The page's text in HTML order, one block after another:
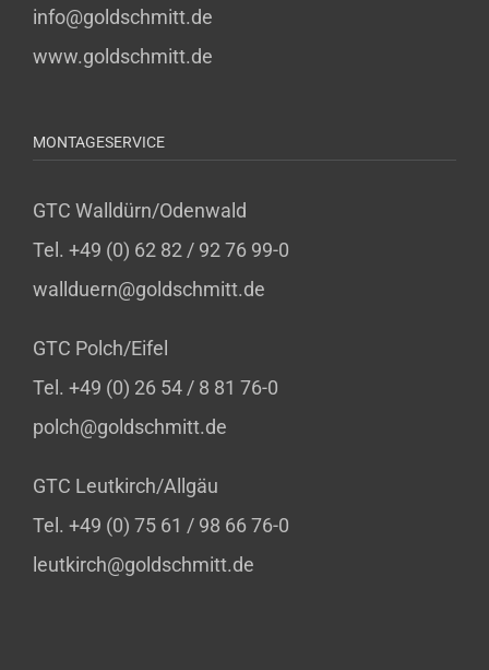
info@goldschmitt.de
www.goldschmitt.de
MONTAGESERVICE
GTC Walldürn/Odenwald
Tel. +49 (0) 62 82 / 92 76 99-0
wallduern@goldschmitt.de
GTC Polch/Eifel
Tel. +49 (0) 26 54 / 8 81 76-0
polch@goldschmitt.de
GTC Leutkirch/Allgäu
Tel. +49 (0) 75 61 / 98 66 76-0
leutkirch@goldschmitt.de